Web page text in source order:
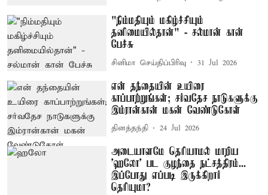
"நிம்மதியும் மகிழ்ச்சியும்
தனிமையில்தான்" - சல்மான் கான்
பேச்சு
சினிமா செய்திப்பிரிவு 31 Jul 2026
என் தந்தையின் உயிரை
காப்பாற்றுங்கள்; சர்வதேச நாடுகளுக்கு
இம்ரான்கான் மகன் வேண்டுகோள்
தினத்தந்தி 24 Jul 2026
அடையாளமே தெரியாமல் மாறிய
'ஹலோ' பட குழந்தை நட்சத்திரம்...
இப்போது எப்படி இருக்கிறார்
தெரியுமா?